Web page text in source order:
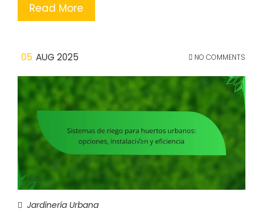
Read More
05 AUG 2025 NO COMMENTS
Jardinería Urbana